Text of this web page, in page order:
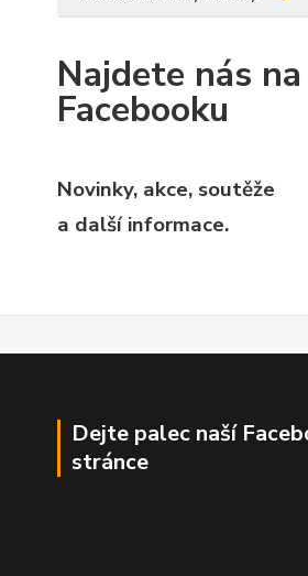
Najdete nás na
Facebooku
Novinky, akce, soutěže
a další informace.
Dejte palec naší
stránce